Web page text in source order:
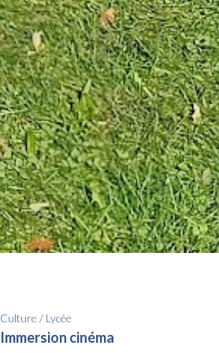
Culture / Lycée
Immersion cinéma